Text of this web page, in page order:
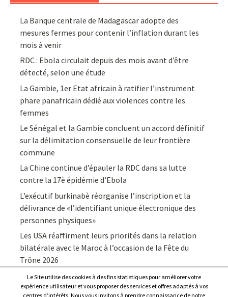
La Banque centrale de Madagascar adopte des
mesures fermes pour contenir l’inflation durant les
mois à venir
RDC : Ebola circulait depuis des mois avant d’être
détecté, selon une étude
La Gambie, 1er Etat africain à ratifier l’instrument
phare panafricain dédié aux violences contre les
femmes
Le Sénégal et la Gambie concluent un accord définitif
sur la délimitation consensuelle de leur frontière
commune
La Chine continue d’épauler la RDC dans sa lutte
contre la 17è épidémie d’Ebola
L’exécutif burkinabè réorganise l’inscription et la
délivrance de «l’identifiant unique électronique des
personnes physiques»
Les USA réaffirment leurs priorités dans la relation
bilatérale avec le Maroc à l’occasion de la Fête du
Trône 2026
Le Site utilise des cookies à des fins statistiques pour améliorer votre
expérience utilisateur et vous proposer des services et offres adaptés à vos
centres d’intérêts. Nous vous invitons à prendre connaissance de notre